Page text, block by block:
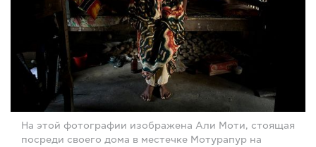
На этой фотографии изображена Али Моти, стоящая
посреди своего дома в местечке Мотурапур на